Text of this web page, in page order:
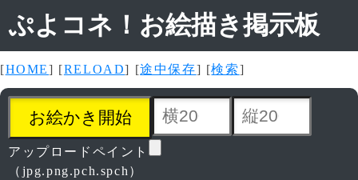
ぷよコネ！お絵描き掲示板
[HOME] [RELOAD] [途中保存] [検索]
アップロードペイント
（jpg.png.pch.spch）